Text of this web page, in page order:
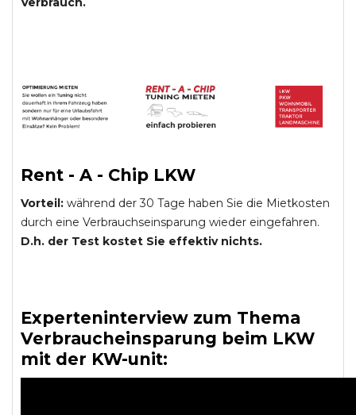
Rent - A - Chip LKW
Vorteil: während der 30 Tage haben Sie die Mietkosten
durch eine Verbrauchseinsparung wieder eingefahren.
D.h. der Test kostet Sie effektiv nichts.
Experteninterview zum Thema
Verbraucheinsparung beim LKW
mit der KW-unit: